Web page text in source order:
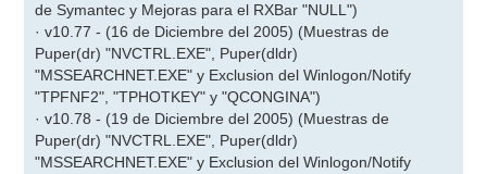
de Symantec y Mejoras para el RXBar "NULL")
· v10.77 - (16 de Diciembre del 2005) (Muestras de
Puper(dr) "NVCTRL.EXE", Puper(dldr)
"MSSEARCHNET.EXE" y Exclusion del Winlogon/Notify
"TPFNF2", "TPHOTKEY" y "QCONGINA")
· v10.78 - (19 de Diciembre del 2005) (Muestras de
Puper(dr) "NVCTRL.EXE", Puper(dldr)
"MSSEARCHNET.EXE" y Exclusion del Winlogon/Notify